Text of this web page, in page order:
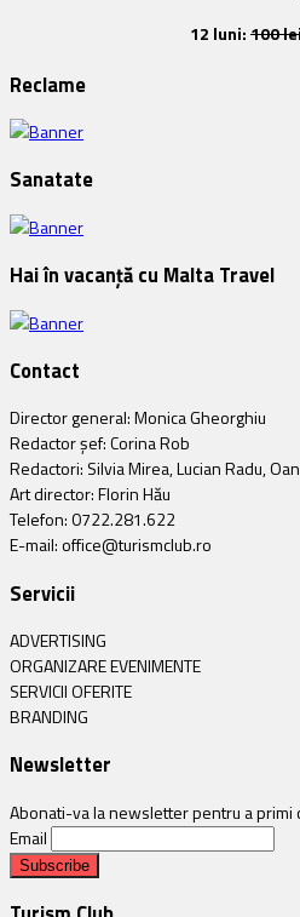
12 luni:100
Reclame
Sanatate
Hai în vacanță cu Malta Travel
Contact
Director general: Monica Gheorghiu
Redactor șef: Corina Rob
Redactori: Silvia Mirea, Lucian Radu,
Art director: Florin Hău
Telefon: 0722.281.622
E-mail: office@turismclub.ro
Servicii
ADVERTISING
ORGANIZARE EVENIMENTE
SERVICII OFERITE
BRANDING
Newsletter
Abonati-va la newsletter pentru a primi
Email